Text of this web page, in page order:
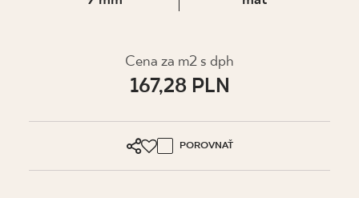
SK DE UK
Cena za m2 s dph
167,28 PLN
POROVNAŤ